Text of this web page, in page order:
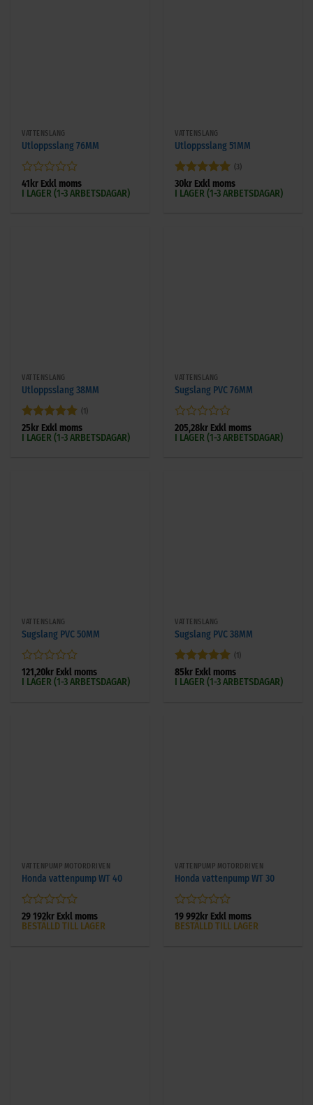
VATTENSLANG
Utloppsslang 76MM
Betygsatt
0
41 kr Exkl moms
I LAGER (1-3 ARBETSDAGAR)
VATTENSLANG
Utloppsslang 51MM
Betygsatt5
av 5
(3)
30kr Exkl moms
I LAGER (1-3 ARBETSDAGAR)
VATTENSLANG
Utloppsslang 38MM
Betygsatt5
av 5
(1)
25 kr Exkl moms
I LAGER (1-3 ARBETSDAGAR)
VATTENSLANG
Sugslang PVC 76MM
Betygsatt
205,28kr Exkl moms
I LAGER (1-3 ARBETSDAGAR)
VATTENSLANG
Sugslang PVC 50MM
Betygsatt
121,20kr Exkl moms
I LAGER (1-3 ARBETSDAGAR)
VATTENSLANG
Sugslang PVC 38MM
Betygsatt5
av 5
(1)
85 kr Exkl moms
I LAGER (1-3 ARBETSDAGAR)
VATTENPUMP MOTORDRIVEN
Honda vattenpump WT 40
Betygsatt
0
29 192kr Exkl moms
BESTÄLLD TILL LAGER
VATTENPUMP MOTORDRIVEN
Honda vattenpump WT 30
Betygsatt
0
19 992kr Exkl moms
BESTÄLLD TILL LAGER